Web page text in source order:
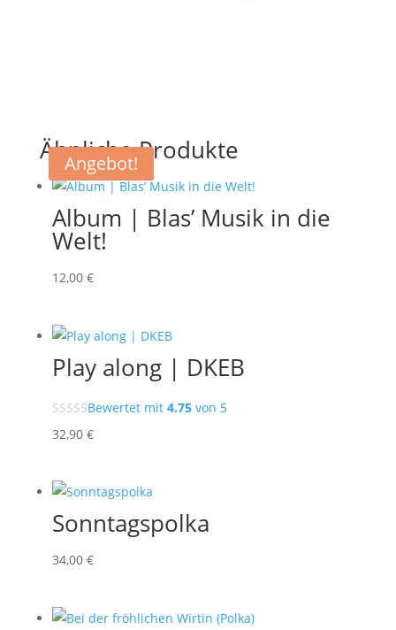
Ähnliche Produkte
Angebot!
Album | Blas’ Musik in die
Welt!
12,00 €
Play along | DKEB
Bewertet mit 4.75von 5
32,90 €
Sonntagspolka
34,00 €